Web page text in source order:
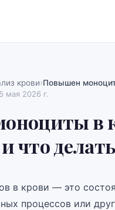
крови›Повышен
5 мая 2026 г.
в
что делать
в крови — это
процессов или